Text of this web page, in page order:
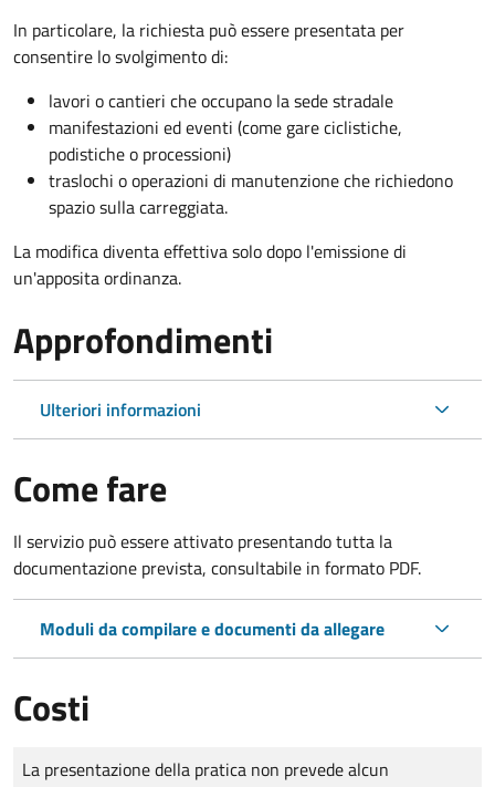
In particolare, la richiesta può essere presentata per
consentire lo svolgimento di:
lavori o cantieri che occupano la sede stradale
manifestazioni ed eventi (come gare ciclistiche,
podistiche o processioni)
traslochi o operazioni di manutenzione che richiedono
spazio sulla carreggiata.
La modifica diventa effettiva solo dopo l'emissione di
un'apposita ordinanza.
Approfondimenti
Ulteriori informazioni
Come fare
Il servizio può essere attivato presentando tutta la
documentazione prevista, consultabile in formato PDF.
Moduli da compilare e documenti da allegare
Costi
Tipo di pagamento
Importo
La presentazione della pratica non prevede alcun